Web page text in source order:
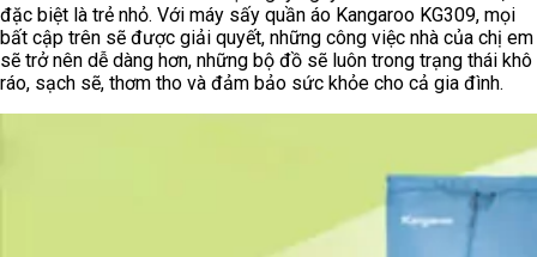
đặc biệt là trẻ nhỏ. Với máy sấy quần áo Kangaroo KG309, mọi
bất cập trên sẽ được giải quyết, những công việc nhà của chị em
sẽ trở nên dễ dàng hơn, những bộ đồ sẽ luôn trong trạng thái khô
ráo, sạch sẽ, thơm tho và đảm bảo sức khỏe cho cả gia đình.